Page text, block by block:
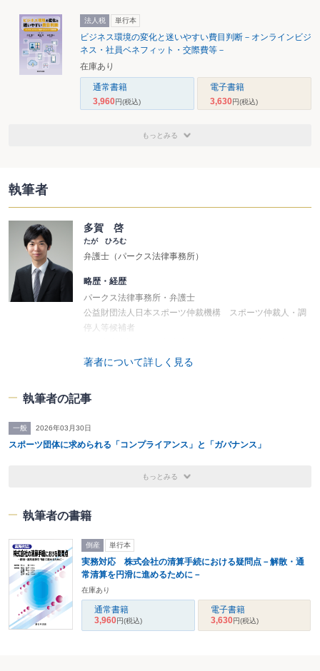
法人税 単行本
ビジネス環境の変化と迷いやすい費目判断－オンラインビジ
ネス・社員ベネフィット・交際費等－
在庫あり
通常書籍
3,960円(税込)
電子書籍
3,630円(税込)
もっとみる
執筆者
多賀 啓
たが ひろむ
弁護士（パークス法律事務所）
略歴・経歴
パークス法律事務所・弁護士
公益財団法人日本スポーツ仲裁機構 スポーツ仲裁人・調
停人等候補者
部会長
2010年 首都大学東京都市教養学部法学系（現 東京都立大
2012年 首都大学東京法科大学院（現 東京都立大学法科大
学院）修了
著書
『スポーツの法律相談』（共著）青林書院（2017年3月）
『スポーツ事故対策マニュアル』（共著）体育施設出版
（2017年7月）
『Ｑ＆Ａでわかる アンチ・ドーピングの基本』（編著）同
文館出版（2018年11月)
『法務担当者のための契約実務ハンドブック』（共著）商
著者について詳しく見る
執筆者の記事
一般 2026年03月30日
スポーツ団体に求められる「コンプライアンス」と「ガバナンス」
もっとみる
執筆者の書籍
倒産 単行本
実務対応 株式会社の清算手続における疑問点－解散・通
常清算を円滑に進めるために－
在庫あり
通常書籍
3,960円(税込)
電子書籍
3,630円(税込)